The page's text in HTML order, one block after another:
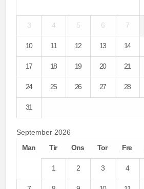
3 4 5 6 7
10 11 12 13 14
17 18 19 20 21
24 25 26 27 28
31
September 2026
Man
Tir Ons Tor Fre
1 2 3 4